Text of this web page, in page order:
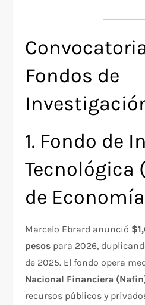
Fondos de
1. Fondo de
Tecnológica
de
Marcelo Ebrard anunció
pesos para 2026,
de 2025. El fondo opera
Nacional Financiera
recursos públicos y